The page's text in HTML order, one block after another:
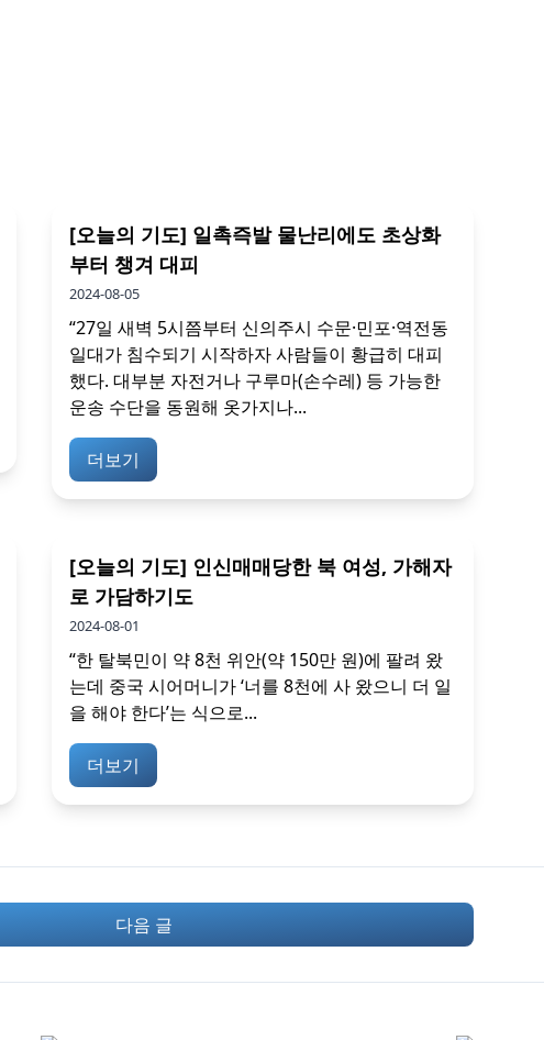
[오늘의 기도] 일촉즉발 물난리에도 초상화
부터 챙겨 대피
2024-08-05
“27일 새벽 5시쯤부터 신의주시 수문·민포·역전동
일대가 침수되기 시작하자 사람들이 황급히 대피
했다. 대부분 자전거나 구루마(손수레) 등 가능한
운송 수단을 동원해 옷가지나...
더보기
[오늘의 기도] 인신매매당한 북 여성, 가해자
로 가담하기도
2024-08-01
“한 탈북민이 약 8천 위안(약 150만 원)에 팔려 왔
는데 중국 시어머니가 ‘너를 8천에 사 왔으니 더 일
을 해야 한다’는 식으로...
더보기
다음 글